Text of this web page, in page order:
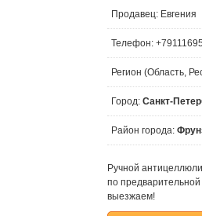
Продавец: Евгения
Телефон:
Регион (Область,
Город: Санкт-
Район города:
Ручной
по
выезжаем!